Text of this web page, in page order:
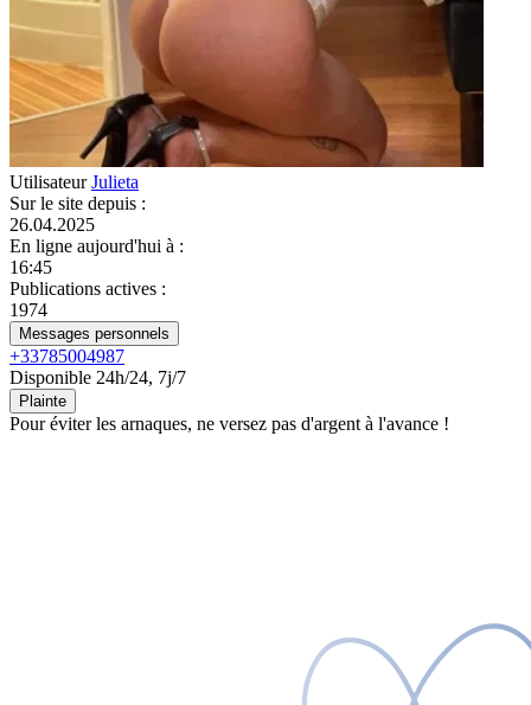
UtilisateurJulieta
Sur le site depuis :
26.04.2025
En ligne aujourd'hui à :
16:45
Publications actives :
1974
Messages personnels
+33785004987
Disponible 24h/24, 7j/7
Plainte
Pour éviter les arnaques, ne versez pas d'argent à l'avance !